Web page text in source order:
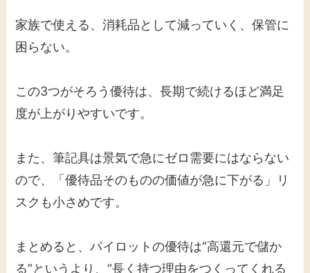
家族で使える、消耗品として減っていく、保管に
困らない。
この3つがそろう優待は、長期で続けるほど満足
度が上がりやすいです。
また、筆記具は景気で急にゼロ需要にはならない
ので、「優待品そのものの価値が急に下がる」リ
スクも小さめです。
まとめると、パイロットの優待は“高還元で儲か
る”というより、“長く持つ理由をつくってくれる